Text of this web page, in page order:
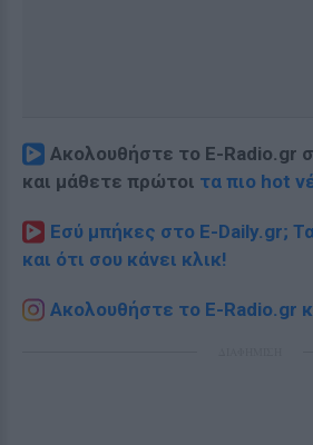
Ακολουθήστε το E-Radio.gr
και μάθετε πρώτοι τα πιο hot
Εσύ μπήκες στο E-Daily.gr;
και ότι σου κάνει κλικ!
Ακολουθήστε το E-Radio.gr